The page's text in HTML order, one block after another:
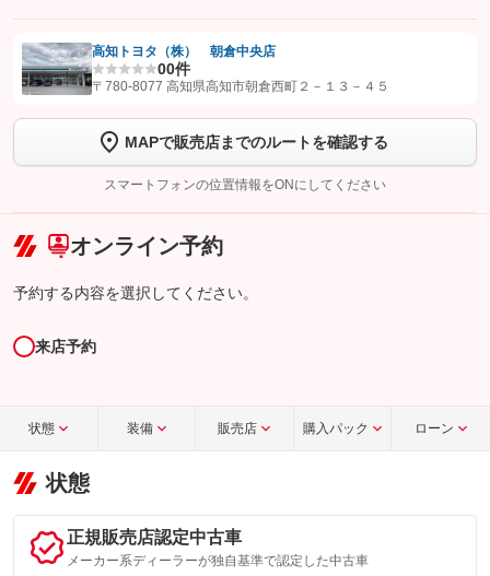
【STEP1】認証画面でグーネットを友だち追加してから「許可する」ボタンを押
トーク画面で
ボタンをタップして問い合わせを
完了してください。
こちら
高知トヨタ（株） 朝倉中央店
00件
〒780-8077 高知県高知市朝倉西町２－１３－４５
MAPで販売店までのルートを確認する
スマートフォンの位置情報をONにしてください
オンライン予約
予約する内容を選択してください。
来店予約
状態 装備 販売店 購入パック ローン
状態
正規販売店認定中古車
メーカー系ディーラーが独自基準で認定した中古車